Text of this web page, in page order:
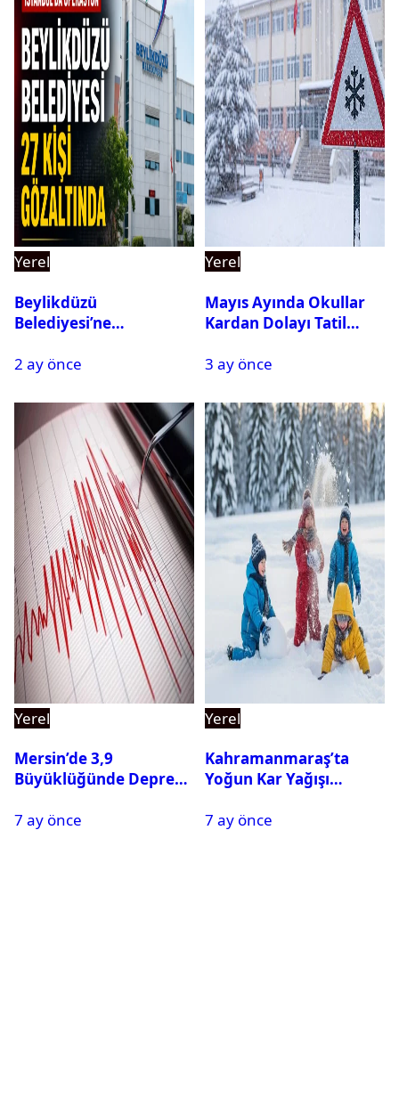
Yerel
Beylikdüzü
Belediyesi’ne
Gözaltına Alındı
2 ay önce
Yerel
Mayıs Ayında Okullar
Kardan Dolayı Tatil
3 ay önce
Yerel
Mersin’de 3,9
Büyüklüğünde Deprem
7 ay önce
Yerel
Kahramanmaraş’ta
Yoğun Kar Yağışı
Tatil
7 ay önce